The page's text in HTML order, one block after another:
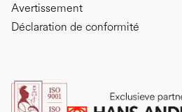
Avertissement
Déclaration de conformité